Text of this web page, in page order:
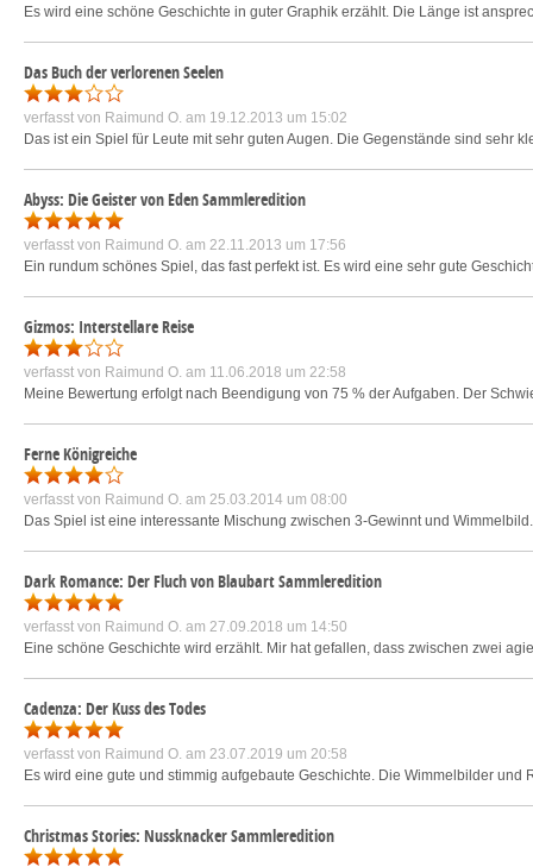
Es wird eine schöne Geschichte in guter Graphik erzählt. Die Länge ist
Das Buch der verlorenen Seelen
verfasst von Raimund O. am 19.12.2013 um 15:02
Das ist ein Spiel für Leute mit sehr guten Augen. Die Gegenstände sind sehr
Abyss: Die Geister von Eden Sammleredition
verfasst von Raimund O. am 22.11.2013 um 17:56
Ein rundum schönes Spiel, das fast perfekt ist. Es wird eine sehr gute
Gizmos: Interstellare Reise
verfasst von Raimund O. am 11.06.2018 um 22:58
Meine Bewertung erfolgt nach Beendigung von 75 % der Aufgaben. Der
Ferne Königreiche
verfasst von Raimund O. am 25.03.2014 um 08:00
Das Spiel ist eine interessante Mischung zwischen 3-Gewinnt und
Dark Romance: Der Fluch von Blaubart Sammleredition
verfasst von Raimund O. am 27.09.2018 um 14:50
Eine schöne Geschichte wird erzählt. Mir hat gefallen, dass zwischen zwei
Cadenza: Der Kuss des Todes
verfasst von Raimund O. am 23.07.2019 um 20:58
Es wird eine gute und stimmig aufgebaute Geschichte. Die Wimmelbilder
Christmas Stories: Nussknacker Sammleredition